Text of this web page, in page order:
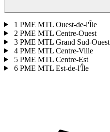
1 PME MTL Ouest-de-l'Île
2 PME MTL Centre-Ouest
3 PME MTL Grand Sud-Ouest
4 PME MTL Centre-Ville
5 PME MTL Centre-Est
6 PME MTL Est-de-l'Île